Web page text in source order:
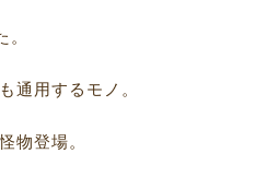
通用するモノ。
物登場。